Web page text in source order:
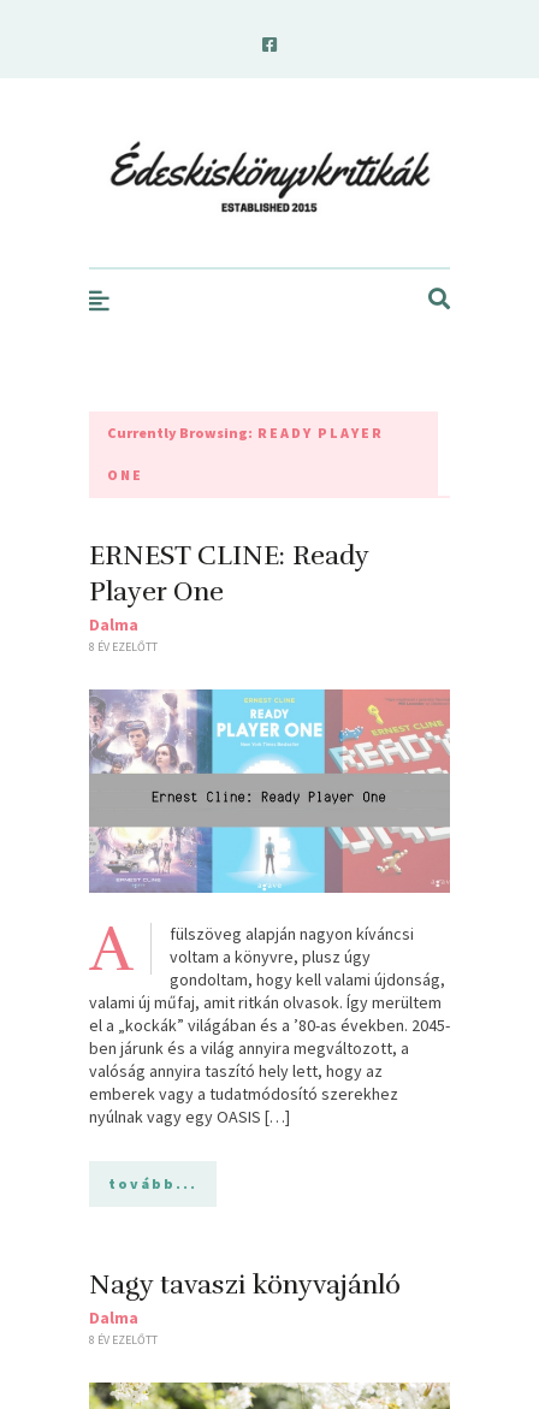
Currently Browsing: READY PLAYER
ONE
ERNEST CLINE: Ready
Player One
Dalma
8 ÉV EZELŐTT
A
fülszöveg alapján nagyon kíváncsi
voltam a könyvre, plusz úgy
gondoltam, hogy kell valami újdonság,
valami új műfaj, amit ritkán olvasok. Így merültem
el a „kockák” világában és a ’80-as években. 2045-
ben járunk és a világ annyira megváltozott, a
valóság annyira taszító hely lett, hogy az
emberek vagy a tudatmódosító szerekhez
nyúlnak vagy egy OASIS […]
tovább...
Nagy tavaszi könyvajánló
Dalma
8 ÉV EZELŐTT